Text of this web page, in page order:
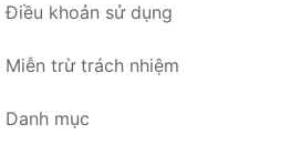
Điều khoản sử dụng
Miễn trừ trách nhiệm
Danh mục